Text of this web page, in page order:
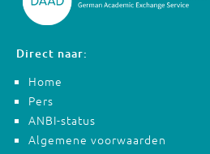
Direct naar:
Home
Pers
ANBI-status
Algemene voorwaarden